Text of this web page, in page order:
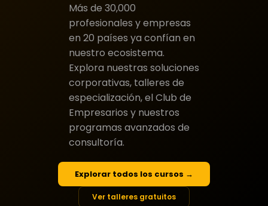
Más de 30,000
profesionales y empresas
en 20 países ya confían en
nuestro ecosistema.
Explora nuestras soluciones
corporativas, talleres de
especialización, el Club de
Empresarios y nuestros
programas avanzados de
consultoría.
Explorar todos los cursos →
Ver talleres gratuitos